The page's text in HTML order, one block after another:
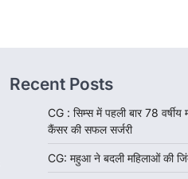
Recent Posts
CG : सिम्स में पहली बार 78
कैंसर की सफल सर्जरी
CG: महुआ ने बदली महिलाओं की